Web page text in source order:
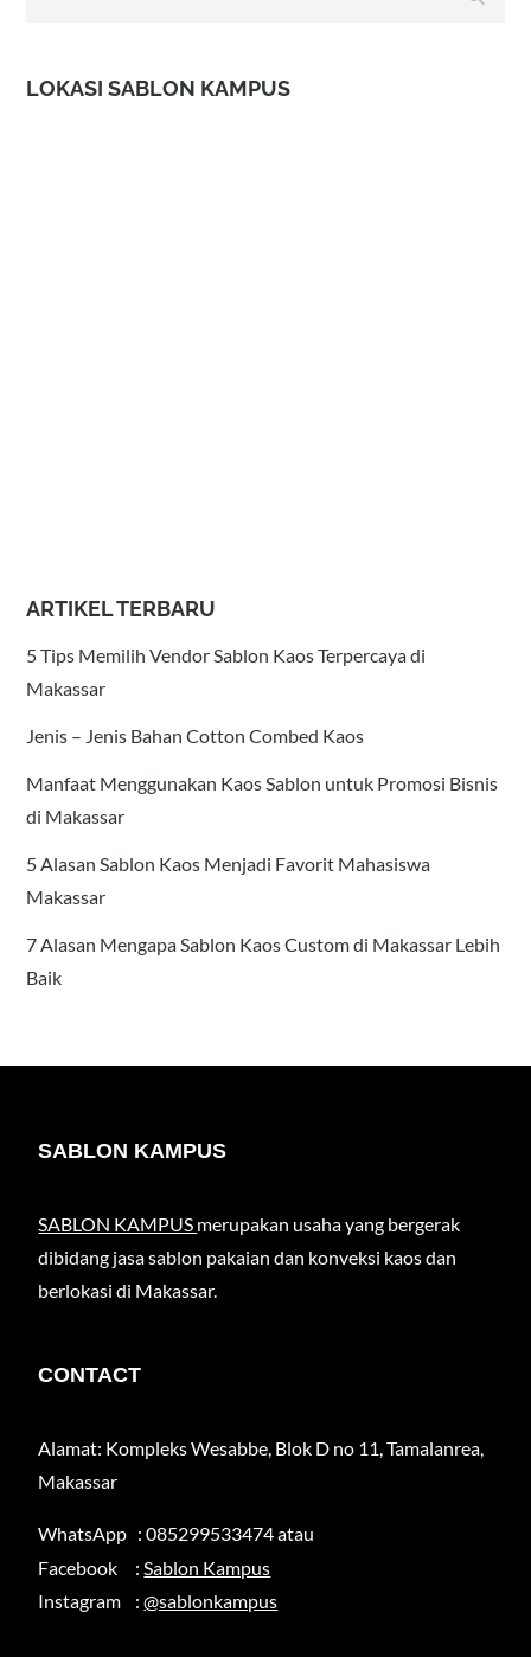
LOKASI SABLON KAMPUS
ARTIKEL TERBARU
5 Tips Memilih Vendor Sablon Kaos Terpercaya di
Makassar
Jenis – Jenis Bahan Cotton Combed Kaos
Manfaat Menggunakan Kaos Sablon untuk Promosi Bisnis
di Makassar
5 Alasan Sablon Kaos Menjadi Favorit Mahasiswa
Makassar
7 Alasan Mengapa Sablon Kaos Custom di Makassar Lebih
Baik
SABLON KAMPUS
SABLON KAMPUS merupakan usaha yang bergerak
dibidang jasa sablon pakaian dan konveksi kaos dan
berlokasi di Makassar.
CONTACT
Alamat: Kompleks Wesabbe, Blok D no 11, Tamalanrea,
Makassar
WhatsApp : 085299533474 atau
Facebook :Sablon Kampus
Instagram :@sablonkampus